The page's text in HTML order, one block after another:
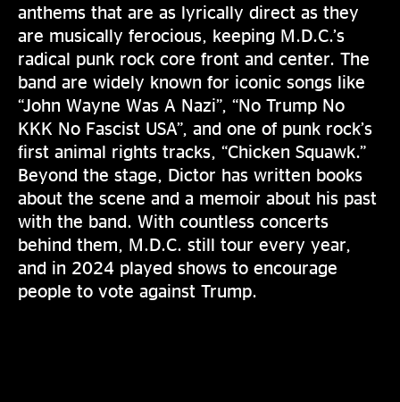
anthems that are as lyrically direct as they
are musically ferocious, keeping M.D.C.’s
radical punk rock core front and center. The
band are widely known for iconic songs like
“John Wayne Was A Nazi”, “No Trump No
KKK No Fascist USA”, and one of punk rock’s
first animal rights tracks, “Chicken Squawk.”
Beyond the stage, Dictor has written books
about the scene and a memoir about his past
with the band. With countless concerts
behind them, M.D.C. still tour every year,
and in 2024 played shows to encourage
people to vote against Trump.